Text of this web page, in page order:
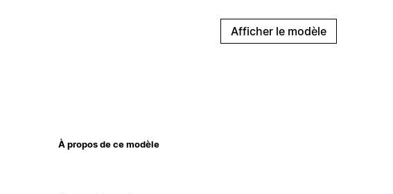
Afficher le modèle
À propos de ce modèle